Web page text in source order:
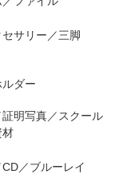
サリー／三脚
ダー
明写真／スクール
材
CD／ブルーレイ